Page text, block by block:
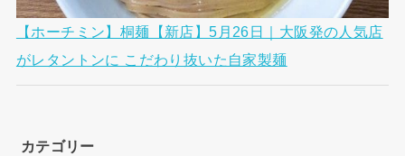
【ホーチミン】桐麺【新店】5月26日｜大阪発の人気店
がレタントンに こだわり抜いた自家製麺
カテゴリー